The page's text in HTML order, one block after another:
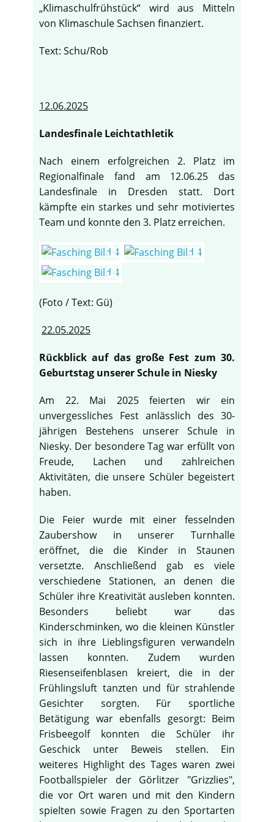
„Klimaschulfrühstück“ wird aus Mitteln
von Klimaschule Sachsen finanziert.
Text: Schu/Rob
12.06.2025
Landesfinale Leichtathletik
Nach einem erfolgreichen 2. Platz im
Regionalfinale fand am 12.06.25 das
Landesfinale in Dresden statt. Dort
kämpfte ein starkes und sehr motiviertes
Team und konnte den 3. Platz erreichen.
(Foto / Text: Gü)
22.05.2025
Rückblick auf das große Fest zum 30.
Geburtstag unserer Schule in Niesky
Am 22. Mai 2025 feierten wir ein
unvergessliches Fest anlässlich des 30-
jährigen Bestehens unserer Schule in
Niesky. Der besondere Tag war erfüllt von
Freude, Lachen und zahlreichen
Aktivitäten, die unsere Schüler begeistert
haben.
Die Feier wurde mit einer fesselnden
Zaubershow in unserer Turnhalle
eröffnet, die die Kinder in Staunen
versetzte. Anschließend gab es viele
verschiedene Stationen, an denen die
Schüler ihre Kreativität ausleben konnten.
Besonders beliebt war das
Kinderschminken, wo die kleinen Künstler
sich in ihre Lieblingsfiguren verwandeln
lassen konnten. Zudem wurden
Riesenseifenblasen kreiert, die in der
Frühlingsluft tanzten und für strahlende
Gesichter sorgten. Für sportliche
Betätigung war ebenfalls gesorgt: Beim
Frisbeegolf konnten die Schüler ihr
Geschick unter Beweis stellen. Ein
weiteres Highlight des Tages waren zwei
Footballspieler der Görlitzer "Grizzlies",
die vor Ort waren und mit den Kindern
spielten sowie Fragen zu den Sportarten